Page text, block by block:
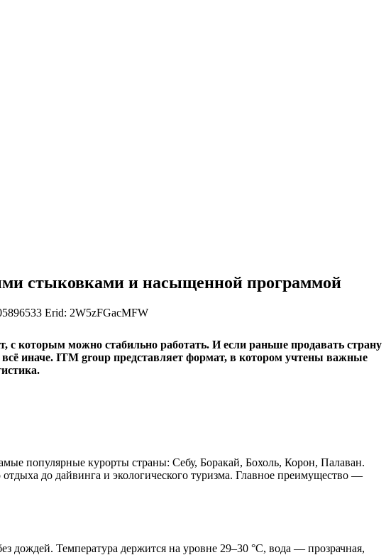
стыковками и насыщенной программой
Erid: 2W5zFGacMFW
с которым можно стабильно работать. И если раньше продавать страну
иначе. ITM group представляет формат, в котором учтены важные
популярные курорты страны: Себу, Боракай, Бохоль, Корон, Палаван.
до дайвинга и экологического туризма. Главное преимущество —
Температура держится на уровне 29–30 °C, вода — прозрачная,